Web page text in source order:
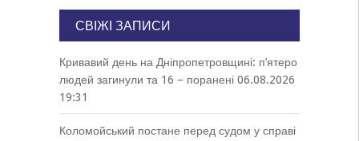
СВІЖІ ЗАПИСИ
Кривавий день на Дніпропетровщині: п’ятеро
людей загинули та 16 – поранені 06.08.2026
19:31
Коломойський постане перед судом у справі